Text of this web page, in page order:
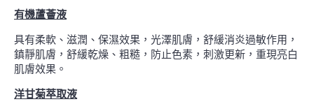
有機蘆薈液
具有柔軟、滋潤、保濕效果，光澤肌膚，舒緩消炎過敏作用，
鎮靜肌膚，舒緩乾燥、粗糙，防止色素，刺激更新，重現亮白
肌膚效果。
洋甘菊萃取液